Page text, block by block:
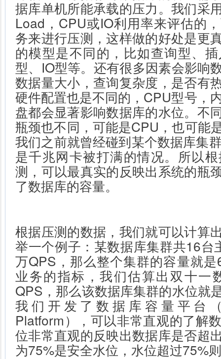
据库单机所能承载的压力。我们采
Load，CPU或IO利用率来评估的
务来进行压测，这样做的好处是更
的模型是不同的，比如查询型、
型、IO型等。还有很多因素会影响
数据量大小，查询复杂度，是否有
硬件配置也是不同的，CPU型号，
盘都会显著影响数据库的水位。不
瓶颈也不同，可能是CPU，也可能
我们之前就曾经碰到某个数据库集
是千兆网卡被打满的情况。所以
测，可以最真实的反映出系统的瓶
了数据库的容量。
根据压测的数据，我们就可以计算
举一个例子：某数据库集群共16台
万QPS，那么整个集群的容量就
业务的指标，我们估算出双十一
QPS，那么该数据库集群的水位就
我们开发了数据库容量平台（
Platform），可以非常直观的了解
位非常直观的反映出数据库是否超
为75%是安全水位，水位超过75%